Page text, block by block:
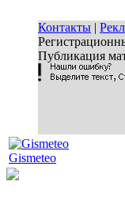
Контакты |
Публикация
Gismeteo